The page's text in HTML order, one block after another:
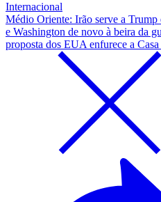
Internacional
Médio Oriente: Irão serve a
e Washington de novo à beira da
proposta dos EUA enfurece a